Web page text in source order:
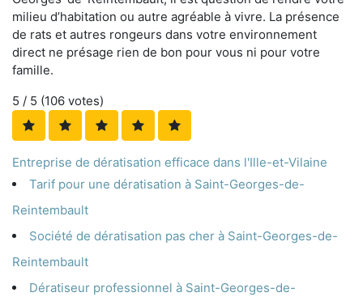
milieu d’habitation ou autre agréable à vivre. La présence
de rats et autres rongeurs dans votre environnement
direct ne présage rien de bon pour vous ni pour votre
famille.
5 / 5 (106 votes)
Entreprise de dératisation efficace dans l'Ille-et-Vilaine
Tarif pour une dératisation à Saint-Georges-de-
Reintembault
Société de dératisation pas cher à Saint-Georges-de-
Reintembault
Dératiseur professionnel à Saint-Georges-de-